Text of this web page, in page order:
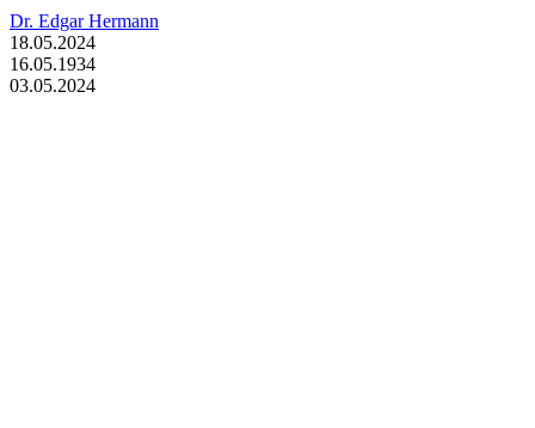
Dr. Edgar Hermann
18.05.2024
16.05.1934
03.05.2024